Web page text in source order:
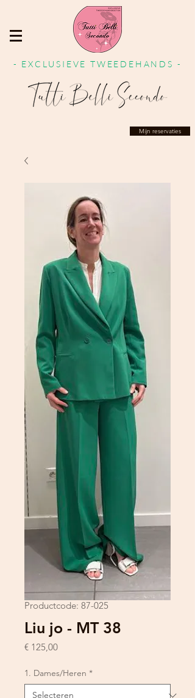
- EXCLUSIEVE TWEEDEHANDS -
Mijn reservaties
Productcode: 87-025
Liu jo - MT 38
€ 125,00Prijs
1. Dames/Heren *